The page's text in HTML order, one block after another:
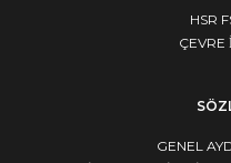
HSR
ÇEVRE
GENEL